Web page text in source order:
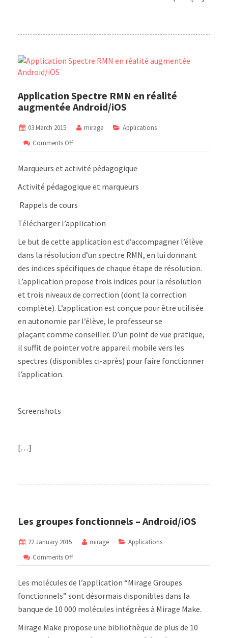
Application Spectre RMN en réalité
augmentée Android/iOS
03 March 2015 mirage
Applications
Comments Offon
Application
RMN
réalité
Android/iOS
Marqueurs et activité pédagogique
Activité pédagogique et marqueurs
Rappels de cours
Télécharger l’application
Le but de cette application est d’accompagner l’élève
dans la résolution d’un spectre RMN, en lui donnant
des indices spécifiques de chaque étape de résolution.
L’application propose trois indices pour la résolution
et trois niveaux de correction (dont la correction
complète). L’application est conçue pour être utilisée
en autonomie par l’élève, le professeur se
plaçant comme conseiller. D’un point de vue pratique,
il suffit de pointer votre appareil mobile vers les
spectres (disponibles ci-après) pour faire fonctionner
l’application.
Screenshots
[…]
Les groupes fonctionnels – Android/iOS
22 January 2015 mirage
Applications
Comments Offon
Les
fonctionnels
–
Les molécules de l’application “Mirage Groupes
fonctionnels” sont désormais disponibles dans la
banque de 10 000 molécules intégrées à Mirage Make.
Mirage Make propose une bibliothèque de plus de 10